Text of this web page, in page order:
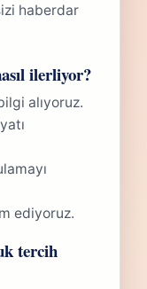
haberdar
ilerliyor?
alıyoruz.
ediyoruz.
tercih